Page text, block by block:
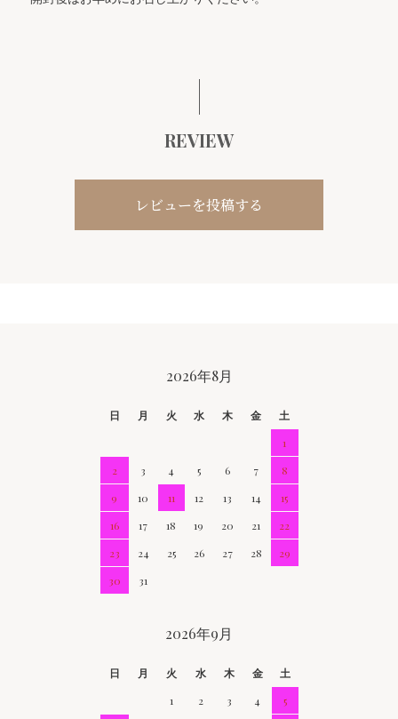
REVIEW
レビューを投稿する
2026年8月
日 月 火 水 木 金
土
1
2
3 4 5 6 7
8
9
10 11 12 13 14
15
16
17 18 19 20 21
22
23
24 25 26 27 28
29
30
31
2026年9月
日 月 火 水 木 金
土
1
2 3 4
5